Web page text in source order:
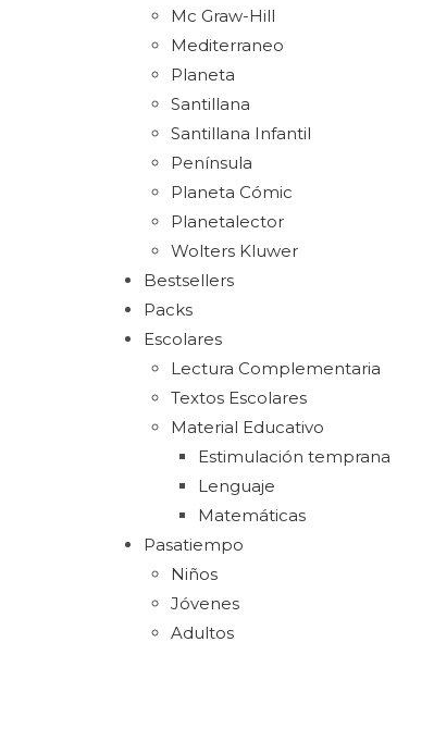
Mc Graw-Hill
Mediterraneo
Planeta
Santillana
Santillana Infantil
Península
Planeta Cómic
Planetalector
Wolters Kluwer
Bestsellers
Packs
Escolares
Lectura Complementaria
Textos Escolares
Material Educativo
Estimulación temprana
Lenguaje
Matemáticas
Pasatiempo
Niños
Jóvenes
Adultos